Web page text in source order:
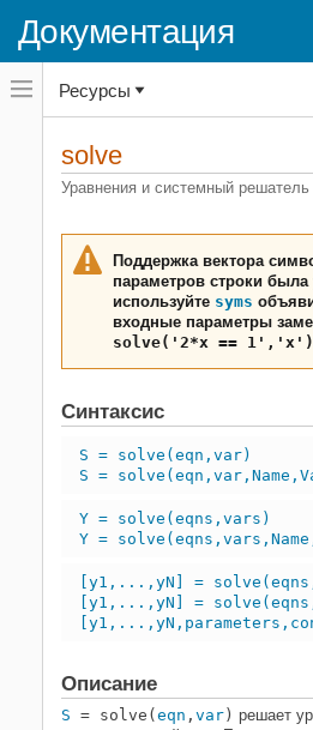
Документация
Переключатель
навигационного
меню
переключатель
навигационного
Symbolic Math Toolbox
Решение уравнения
НА ЭТОЙ СТРАНИЦЕ
Входные параметры
Выходные аргументы
Смотрите также
Ресурсы
solve
Уравнения и системный решатель
Поддержка вектора
параметров строки была
используйте syms
входные параметры
solve('2*x == 1','x')
Синтаксис
S = solve(eqn,var)
S =
Y = solve(eqns,vars)
Y =
[y1,...,yN] =
[y1,...,yN] =
Описание
S = solve( eqn , var ) решает